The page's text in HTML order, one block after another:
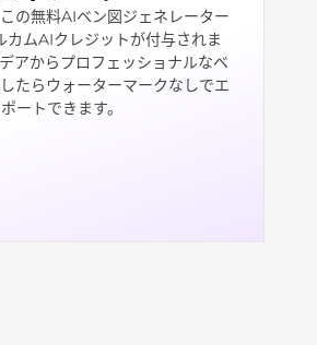
の無料AIベン図ジェネレーター
カムAIクレジットが付与されま
アからプロフェッショナルなベ
たらウォーターマークなしでエ
ートできます。